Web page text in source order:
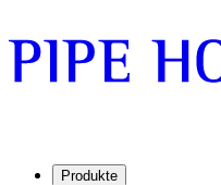
Produkte